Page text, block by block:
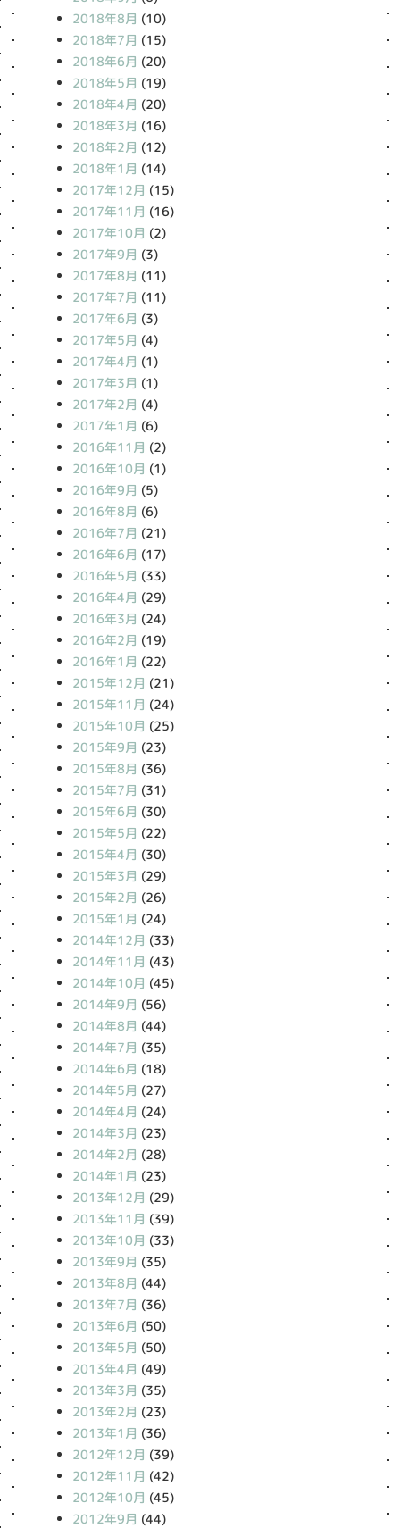
2018年8月 (10)
2018年7月 (15)
2018年6月 (20)
2018年5月 (19)
2018年4月 (20)
2018年3月 (16)
2018年2月 (12)
2018年1月 (14)
2017年12月 (15)
2017年11月 (16)
2017年10月 (2)
2017年9月 (3)
2017年8月 (11)
2017年7月 (11)
2017年6月 (3)
2017年5月 (4)
2017年4月 (1)
2017年3月 (1)
2017年2月 (4)
2017年1月 (6)
2016年11月 (2)
2016年10月 (1)
2016年9月 (5)
2016年8月 (6)
2016年7月 (21)
2016年6月 (17)
2016年5月 (33)
2016年4月 (29)
2016年3月 (24)
2016年2月 (19)
2016年1月 (22)
2015年12月 (21)
2015年11月 (24)
2015年10月 (25)
2015年9月 (23)
2015年8月 (36)
2015年7月 (31)
2015年6月 (30)
2015年5月 (22)
2015年4月 (30)
2015年3月 (29)
2015年2月 (26)
2015年1月 (24)
2014年12月 (33)
2014年11月 (43)
2014年10月 (45)
2014年9月 (56)
2014年8月 (44)
2014年7月 (35)
2014年6月 (18)
2014年5月 (27)
2014年4月 (24)
2014年3月 (23)
2014年2月 (28)
2014年1月 (23)
2013年12月 (29)
2013年11月 (39)
2013年10月 (33)
2013年9月 (35)
2013年8月 (44)
2013年7月 (36)
2013年6月 (50)
2013年5月 (50)
2013年4月 (49)
2013年3月 (35)
2013年2月 (23)
2013年1月 (36)
2012年12月 (39)
2012年11月 (42)
2012年10月 (45)
2012年9月 (44)